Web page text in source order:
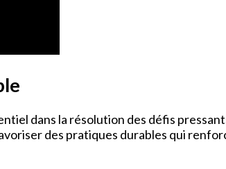
dans la résolution des défis
des pratiques durables qui